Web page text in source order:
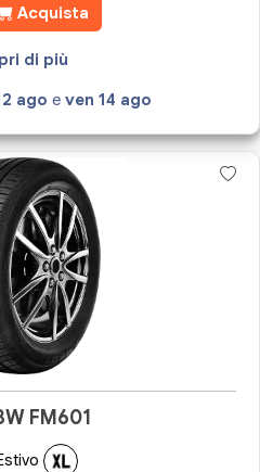
Acquista
di più
ago even 14 ago
FM601